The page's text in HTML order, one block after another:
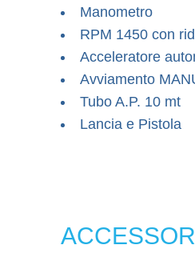
Manometro
RPM 1450 con
Acceleratore
Avviamento
Tubo A.P. 10 mt
Lancia e Pistola